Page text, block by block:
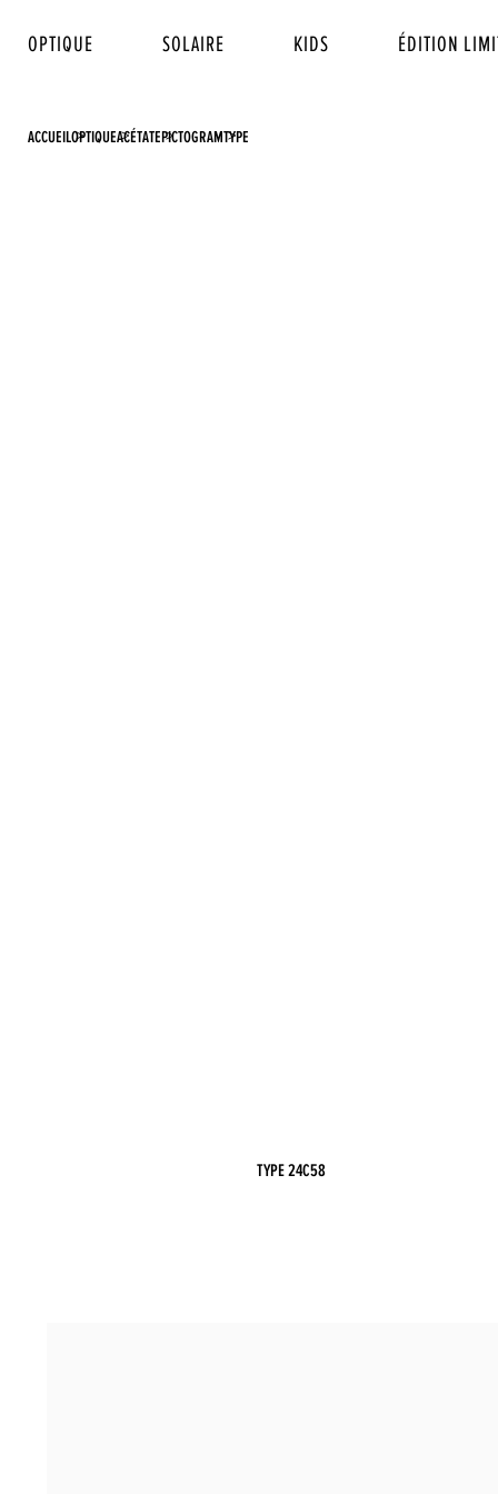
OPTIQUE SOLAIRE KIDS ÉDITION
ACCUEILOPTIQUEACÉTATEPICTOGRAMTYPE
TYPE 24C58